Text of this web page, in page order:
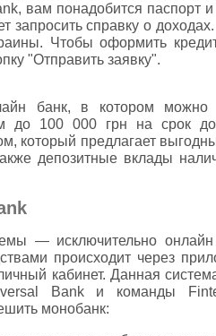
вам понадобится
справку о
Чтобы оформить
"Отправить заявку".
банк, в котором можно
до 100 000 грн на срок
который предлагает
депозитные вклады
— исключительно
происходит через
кабинет. Данная
Bank и команды
монобанк: